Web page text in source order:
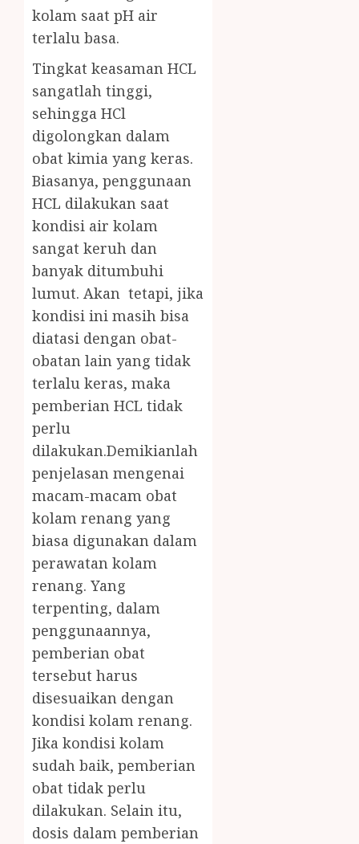
kolam saat pH air
terlalu basa.
Tingkat keasaman HCL
sangatlah tinggi,
sehingga HCl
digolongkan dalam
obat kimia yang keras.
Biasanya, penggunaan
HCL dilakukan saat
kondisi air kolam
sangat keruh dan
banyak ditumbuhi
lumut. Akan tetapi, jika
kondisi ini masih bisa
diatasi dengan obat-
obatan lain yang tidak
terlalu keras, maka
pemberian HCL tidak
perlu
dilakukan.Demikianlah
penjelasan mengenai
macam-macam obat
kolam renang yang
biasa digunakan dalam
perawatan kolam
renang. Yang
terpenting, dalam
penggunaannya,
pemberian obat
tersebut harus
disesuaikan dengan
kondisi kolam renang.
Jika kondisi kolam
sudah baik, pemberian
obat tidak perlu
dilakukan. Selain itu,
dosis dalam pemberian